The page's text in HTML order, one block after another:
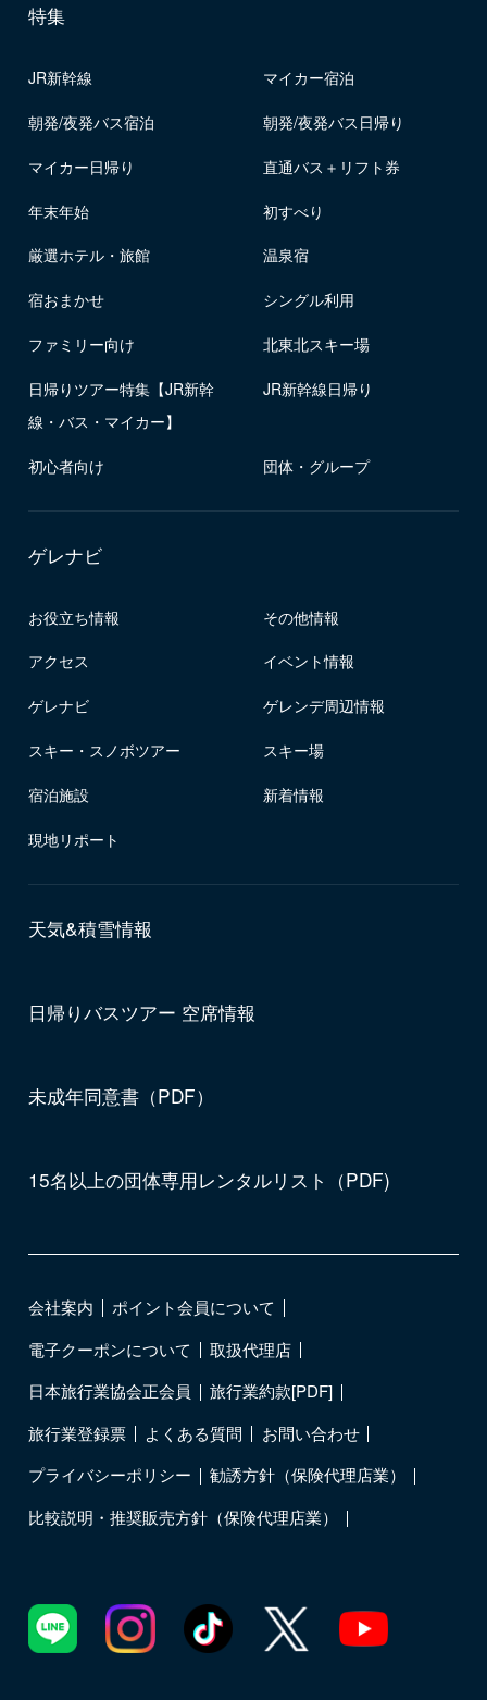
特集
JR新幹線 マイカー宿泊
朝発/夜発バス宿泊 朝発/夜発バス日帰り
マイカー日帰り 直通バス＋リフト券
年末年始 初すべり
厳選ホテル・旅館 温泉宿
宿おまかせ シングル利用
ファミリー向け 北東北スキー場
日帰りツアー特集【JR新幹
線・バス・マイカー】
JR新幹線日帰り
初心者向け 団体・グループ
ゲレナビ
お役立ち情報 その他情報
アクセス イベント情報
ゲレナビ ゲレンデ周辺情報
スキー・スノボツアー スキー場
宿泊施設 新着情報
現地リポート
天気&積雪情報
日帰りバスツアー 空席情報
未成年同意書（PDF）
15名以上の団体専用レンタルリスト（PDF)
会社案内
ポイント会員について
電子クーポンについて
取扱代理店
日本旅行業協会正会員
旅行業約款[PDF]
旅行業登録票
よくある質問
お問い合わせ
プライバシーポリシー
勧誘方針（保険代理店業）
比較説明・推奨販売方針（保険代理店業）